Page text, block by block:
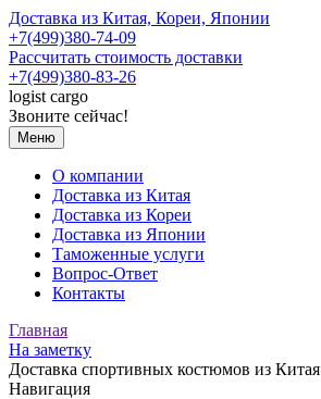
Доставка из Китая, Кореи, Японии
+7(499)380-74-09
Рассчитать стоимость доставки
+7(499)380-83-26
logist cargo
Звоните сейчас!
Меню
О компании
Доставка из Китая
Доставка из Кореи
Доставка из Японии
Таможенные услуги
Вопрос-Ответ
Контакты
Главная
На заметку
Доставка спортивных костюмов из Китая
Навигация